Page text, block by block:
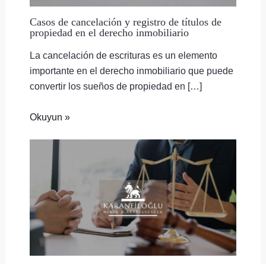
Casos de cancelación y registro de títulos de
propiedad en el derecho inmobiliario
La cancelación de escrituras es un elemento
importante en el derecho inmobiliario que puede
convertir los sueños de propiedad en […]
Okuyun »